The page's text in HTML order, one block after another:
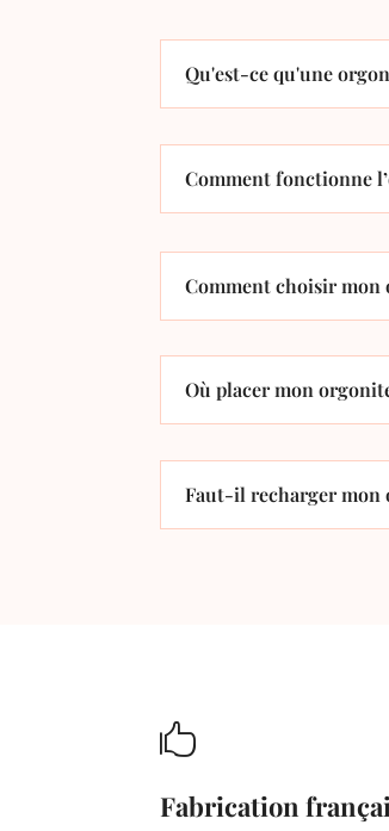
Qu'est-ce qu'une
Comment fonctionne
Comment choisir mon
Où placer mon
Faut-il recharger mon

Fabrication